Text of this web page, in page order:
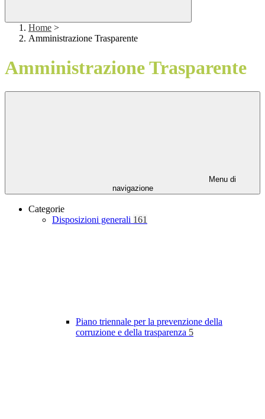
Home >
Amministrazione Trasparente
Amministrazione Trasparente
Menu di
navigazione
Categorie
Disposizioni generali 161
Piano triennale per la prevenzione della
corruzione e della trasparenza 5